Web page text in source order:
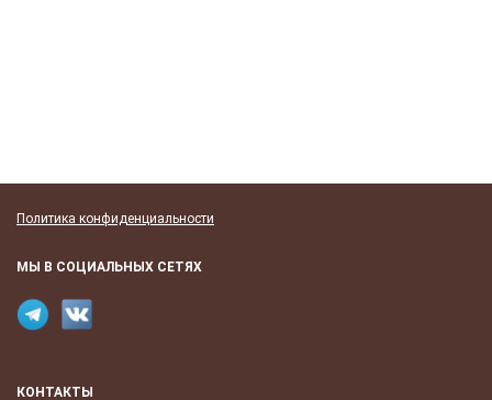
Политика конфиденциальности
МЫ В СОЦИАЛЬНЫХ СЕТЯХ
КОНТАКТЫ